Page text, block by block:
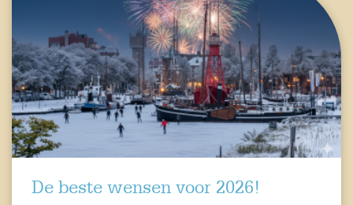
De beste wensen voor 2026!